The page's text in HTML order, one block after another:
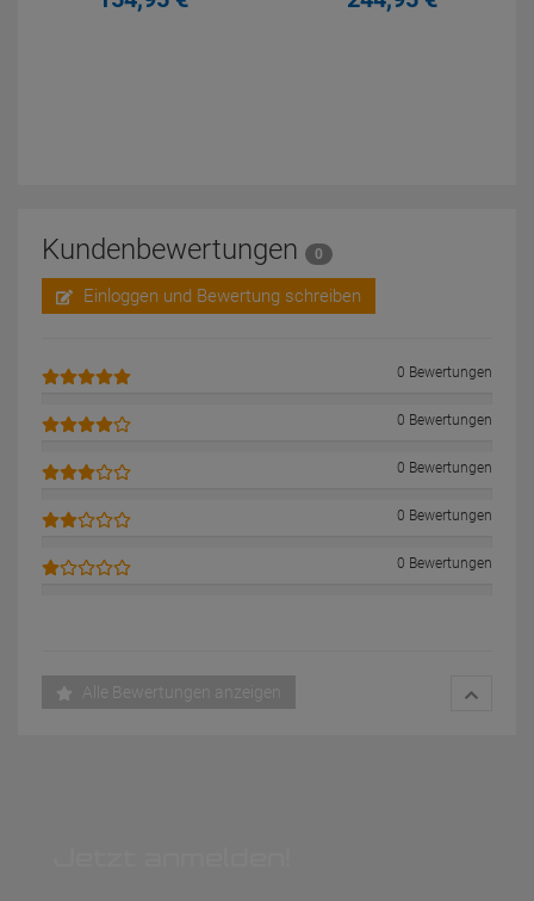
Kundenbewertungen 0
Einloggen und Bewertung schreiben
0 Bewertungen
0 Bewertungen
0 Bewertungen
0 Bewertungen
0 Bewertungen
Alle Bewertungen anzeigen